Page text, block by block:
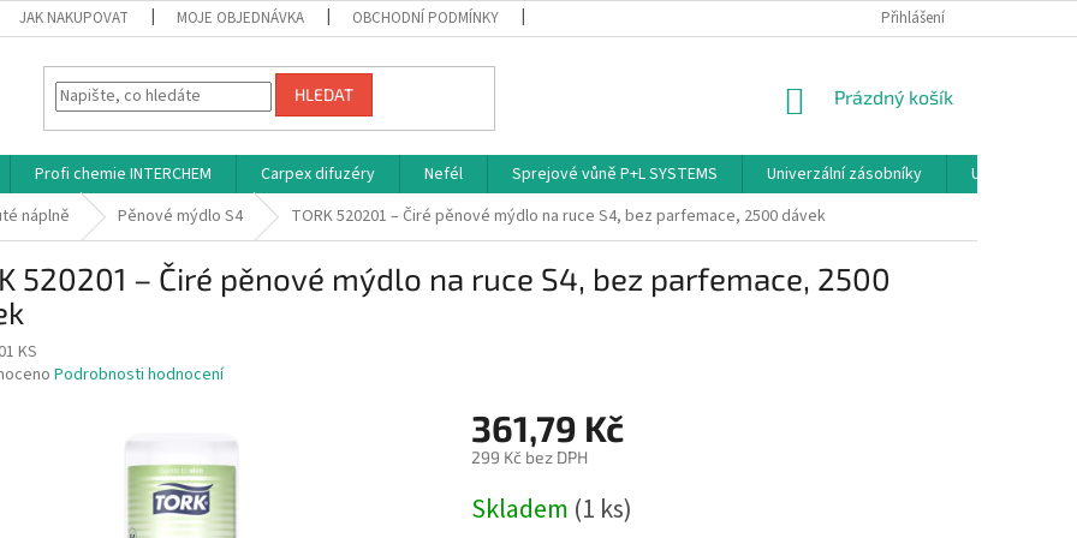
JAK NAKUPOVAT MOJE OBJEDNÁVKA OBCHODNÍ PODMÍNKY Přihlášení
HLEDAT
NÁKUPNÍ
Prázdný košík
Profi chemie INTERCHEM Carpex difuzéry Nefél Sprejové vůně P+L SYSTEMS Univerzální zásobníky
Univerzální
náplně Pěnové mýdlo S4 TORK 520201 – Čiré pěnové mýdlo na ruce S4, bez parfemace, 2500 dávek
520201 – Čiré pěnové mýdlo na ruce S4, bez parfemace, 2500
KS
Podrobnosti hodnocení
361,79 Kč
299 Kč bez DPH
cena:
Skladem (1 ks)